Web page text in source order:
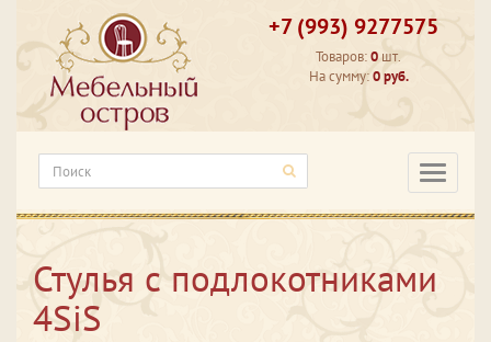
+7 (993) 9277575
Товаров:0 шт.
На сумму:0 руб.
Стулья с подлокотниками
4SiS